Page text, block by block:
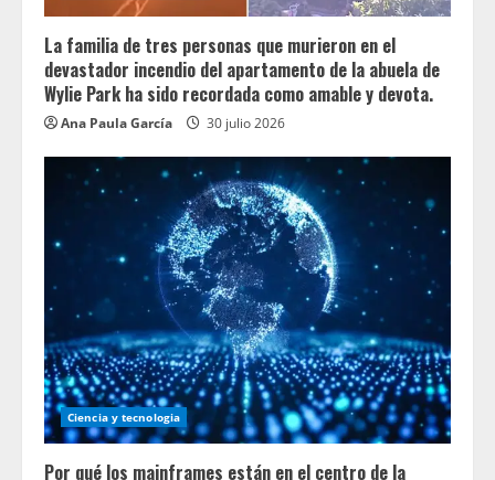
La familia de tres personas que murieron en el
devastador incendio del apartamento de la abuela de
Wylie Park ha sido recordada como amable y devota.
Ana Paula García 30 julio 2026
Ciencia y tecnologia
Por qué los mainframes están en el centro de la